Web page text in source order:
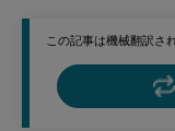
この記事は機械翻訳さ